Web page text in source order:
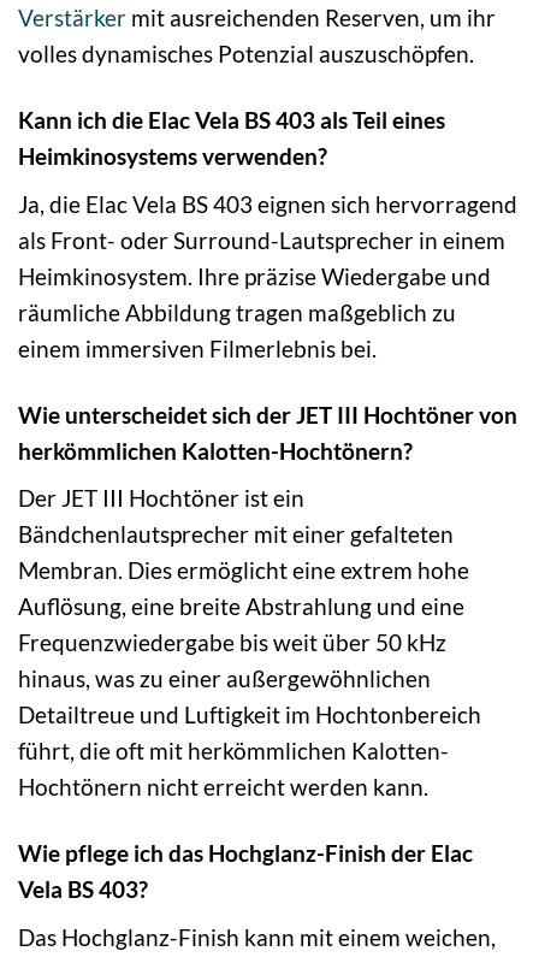
Verstärker mit ausreichenden Reserven, um ihr
volles dynamisches Potenzial auszuschöpfen.
Kann ich die Elac Vela BS 403 als Teil eines
Heimkinosystems verwenden?
Ja, die Elac Vela BS 403 eignen sich hervorragend
als Front- oder Surround-Lautsprecher in einem
Heimkinosystem. Ihre präzise Wiedergabe und
räumliche Abbildung tragen maßgeblich zu
einem immersiven Filmerlebnis bei.
Wie unterscheidet sich der JET III Hochtöner von
herkömmlichen Kalotten-Hochtönern?
Der JET III Hochtöner ist ein
Bändchenlautsprecher mit einer gefalteten
Membran. Dies ermöglicht eine extrem hohe
Auflösung, eine breite Abstrahlung und eine
Frequenzwiedergabe bis weit über 50 kHz
hinaus, was zu einer außergewöhnlichen
Detailtreue und Luftigkeit im Hochtonbereich
führt, die oft mit herkömmlichen Kalotten-
Hochtönern nicht erreicht werden kann.
Wie pflege ich das Hochglanz-Finish der Elac
Vela BS 403?
Das Hochglanz-Finish kann mit einem weichen,